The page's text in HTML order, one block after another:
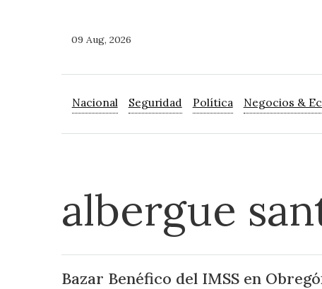
09 Aug, 2026
Nacional Seguridad Política Negocios &
albergue
Bazar Benéfico del IMSS en